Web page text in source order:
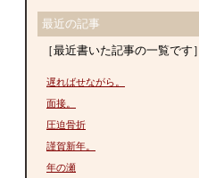
最近の記事
［最近書いた記事の一覧です］
遅ればせながら。
面接。
圧迫骨折
謹賀新年。
年の瀬